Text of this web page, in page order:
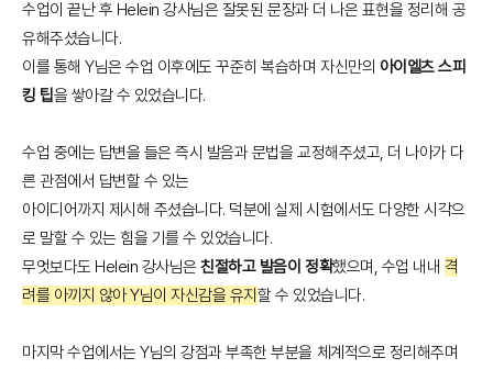
수업이 끝난 후 Helein 강사님은 잘못된 문장과 더 나은 표현을 정리해 공
유해주셨습니다.
이를 통해 Y님은 수업 이후에도 꾸준히 복습하며 자신만의 아이엘츠 스피
킹 팁을 쌓아갈 수 있었습니다.
수업 중에는 답변을 들은 즉시 발음과 문법을 교정해주셨고, 더 나아가 다
른 관점에서 답변할 수 있는
아이디어까지 제시해 주셨습니다. 덕분에 실제 시험에서도 다양한 시각으
로 말할 수 있는 힘을 기를 수 있었습니다.
무엇보다도 Helein 강사님은친절하고 발음이 정확했으며, 수업 내내 격
려를 아끼지 않아 Y님이 자신감을 유지 할 수 있었습니다.
마지막 수업에서는 Y님의 강점과 부족한 부분을 체계적으로 정리해주며